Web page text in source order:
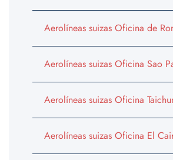
Aerolíneas suizas Oficina de
Aerolíneas suizas Oficina Sao
Aerolíneas suizas Oficina
Aerolíneas suizas Oficina El